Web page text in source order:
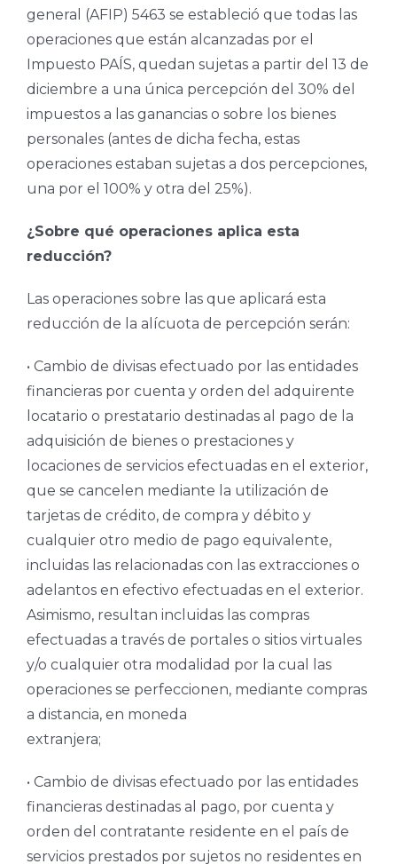
general (AFIP) 5463 se estableció que todas las
operaciones que están alcanzadas por el
Impuesto PAÍS, quedan sujetas a partir del 13 de
diciembre a una única percepción del 30% del
impuestos a las ganancias o sobre los bienes
personales (antes de dicha fecha, estas
operaciones estaban sujetas a dos percepciones,
una por el 100% y otra del 25%).
¿Sobre qué operaciones aplica esta
reducción?
Las operaciones sobre las que aplicará esta
reducción de la alícuota de percepción serán:
• Cambio de divisas efectuado por las entidades
financieras por cuenta y orden del adquirente
locatario o prestatario destinadas al pago de la
adquisición de bienes o prestaciones y
locaciones de servicios efectuadas en el exterior,
que se cancelen mediante la utilización de
tarjetas de crédito, de compra y débito y
cualquier otro medio de pago equivalente,
incluidas las relacionadas con las extracciones o
adelantos en efectivo efectuadas en el exterior.
Asimismo, resultan incluidas las compras
efectuadas a través de portales o sitios virtuales
y/o cualquier otra modalidad por la cual las
operaciones se perfeccionen, mediante compras
a distancia, en moneda
extranjera;
• Cambio de divisas efectuado por las entidades
financieras destinadas al pago, por cuenta y
orden del contratante residente en el país de
servicios prestados por sujetos no residentes en